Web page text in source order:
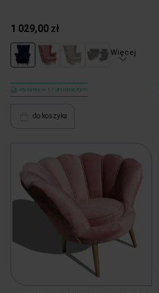
1 029,00 zł
Więcej
Wysyłka w 17 dni roboczych
do koszyka